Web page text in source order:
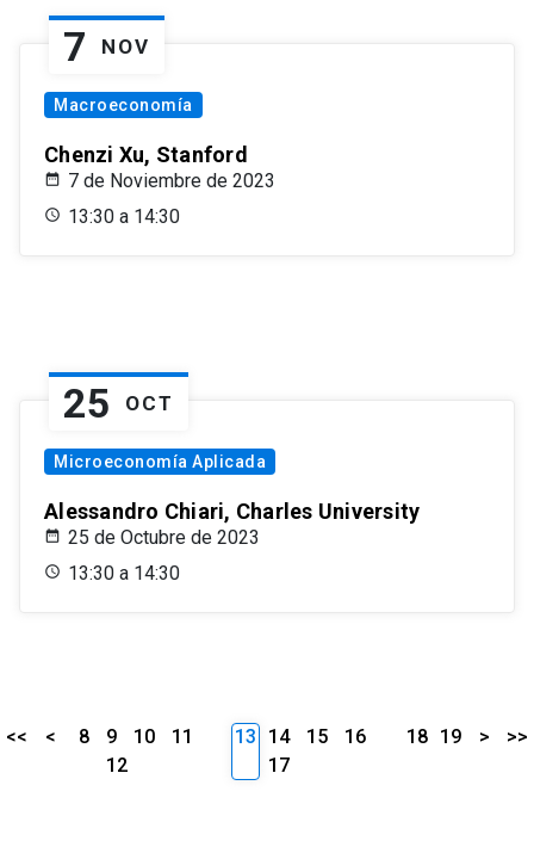
7 NOV
Macroeconomía
Chenzi Xu, Stanford
7 de Noviembre de 2023
13:30 a 14:30
25 OCT
Microeconomía Aplicada
Alessandro Chiari, Charles University
25 de Octubre de 2023
13:30 a 14:30
<< < 8 9 10
11
12
13 14 15
16
17
18 19 > >>